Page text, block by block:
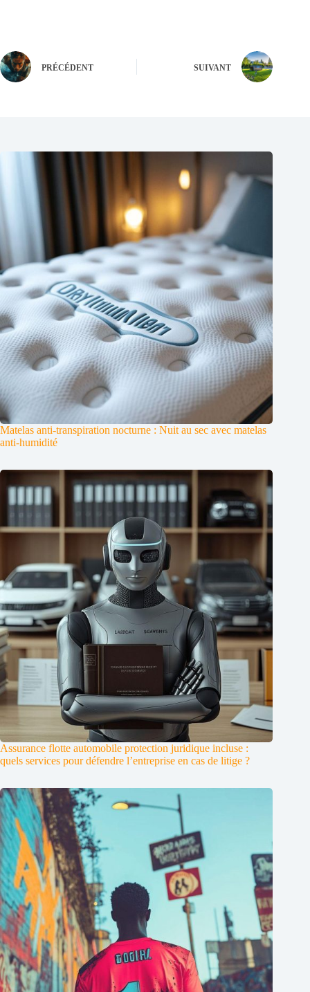
PRÉCÉDENT SUIVANT
Matelas anti-transpiration nocturne : Nuit au sec avec matelas
anti-humidité
Assurance flotte automobile protection juridique incluse :
quels services pour défendre l’entreprise en cas de litige ?